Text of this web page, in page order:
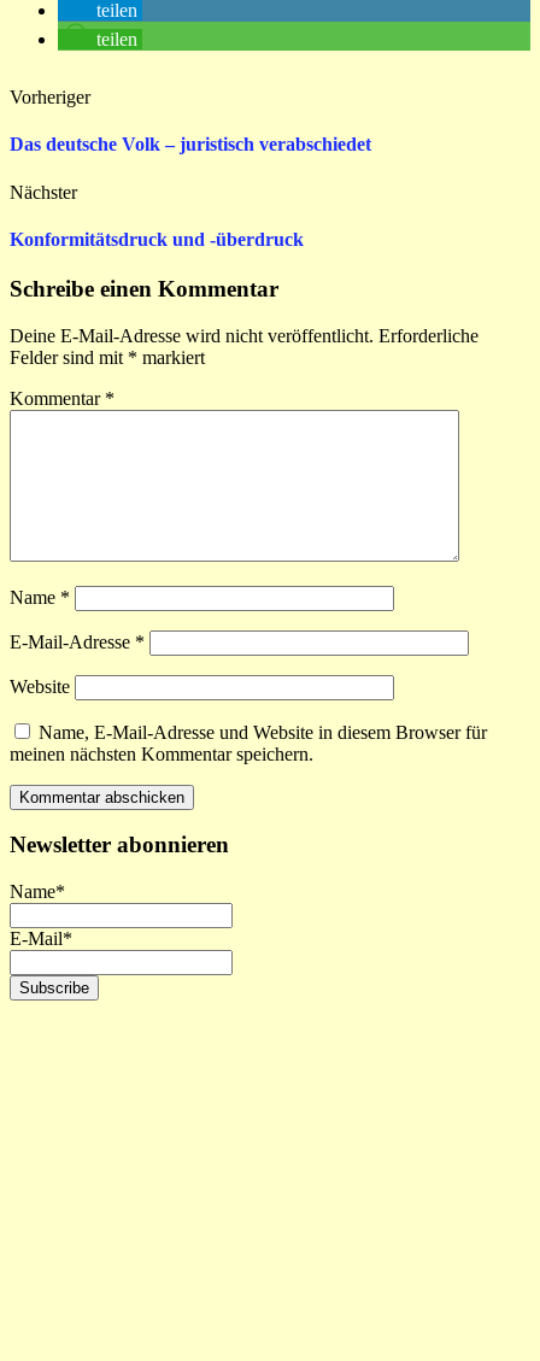
teilen
teilen
Vorheriger
Das deutsche Volk – juristisch verabschiedet
Nächster
Konformitätsdruck und -überdruck
Schreibe einen Kommentar
Deine E-Mail-Adresse wird nicht veröffentlicht. Erforderliche
Felder sind mit * markiert
Kommentar *
Name *
E-Mail-Adresse *
Website
Name, E-Mail-Adresse und Website in diesem Browser für
meinen nächsten Kommentar speichern.
Newsletter abonnieren
Name*
E-Mail*